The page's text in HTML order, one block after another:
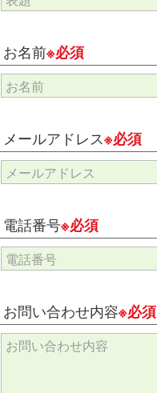
お名前※必須
メールアドレス※必須
電話番号※必須
お問い合わせ内容※必須